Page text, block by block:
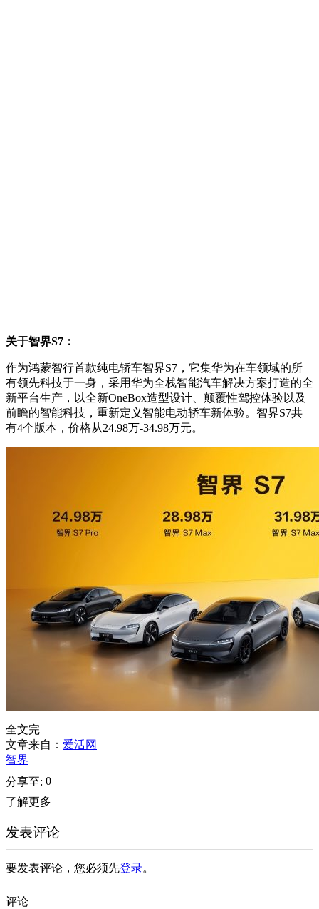
关于智界S7：
作为鸿蒙智行首款纯电轿车智界S7，它集华为在车领域的所
有领先科技于一身，采用华为全栈智能汽车解决方案打造的全
新平台生产，以全新OneBox造型设计、颠覆性驾控体验以及
前瞻的智能科技，重新定义智能电动轿车新体验。智界S7共
有4个版本，价格从24.98万-34.98万元。
全文完
文章来自： 爱活网
智界
分享至: 0
了解更多
发表评论
要发表评论，您必须先登录。
评论